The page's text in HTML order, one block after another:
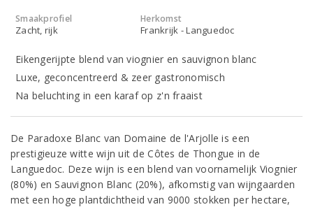
Smaakprofiel
Zacht, rijk
Herkomst
Frankrijk - Languedoc
Eikengerijpte blend van viognier en sauvignon blanc
Luxe, geconcentreerd & zeer gastronomisch
Na beluchting in een karaf op z'n fraaist
De Paradoxe Blanc van Domaine de l'Arjolle is een
prestigieuze witte wijn uit de Côtes de Thongue in de
Languedoc. Deze wijn is een blend van voornamelijk Viognier
(80%) en Sauvignon Blanc (20%), afkomstig van wijngaarden
met een hoge plantdichtheid van 9000 stokken per hectare,